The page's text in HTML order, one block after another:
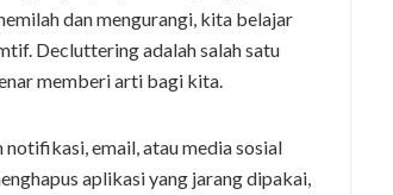
dan mengurangi, kita belajar
Decluttering adalah salah satu
memberi arti bagi kita.
email, atau media sosial
aplikasi yang jarang dipakai,